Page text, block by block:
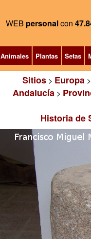
WEB personalcon
Animales Plantas Setas
Sitios> Europa
Andalucía >
Historia de